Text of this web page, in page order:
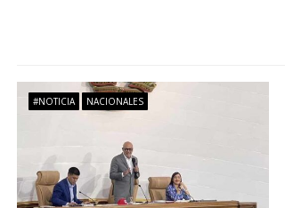
n
e
#NOTICIA NACIONALES